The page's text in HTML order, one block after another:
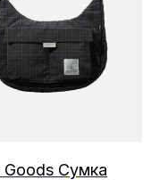
Goods Сумка